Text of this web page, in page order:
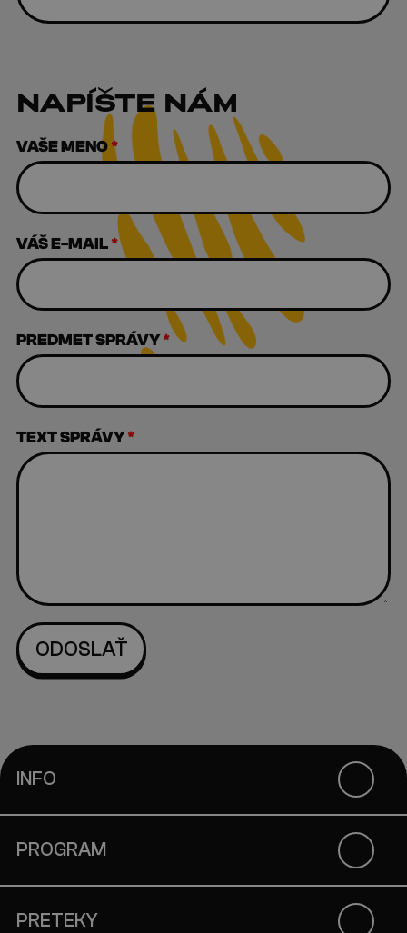
NAPÍŠTE NÁM
VAŠE MENO*
VÁŠ E-MAIL*
PREDMET SPRÁVY*
TEXT SPRÁVY*
INFO
PROGRAM
PRETEKY